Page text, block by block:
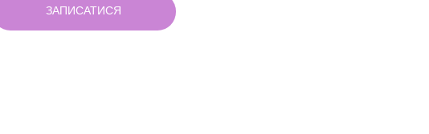
ЗАПИСАТИСЯ